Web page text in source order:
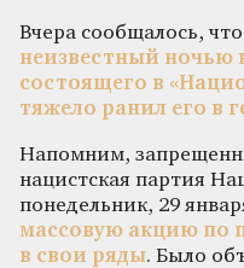
Вчера сообщалось, что
неизвестный ночью
состоящего в
тяжело ранил его в
Напомним,
нацистская партия
понедельник, 29
массовую акцию по
в свои ряды. Было